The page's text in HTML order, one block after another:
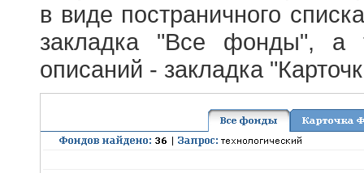
в виде постраничного
закладка "Все фонды", а
описаний - закладка